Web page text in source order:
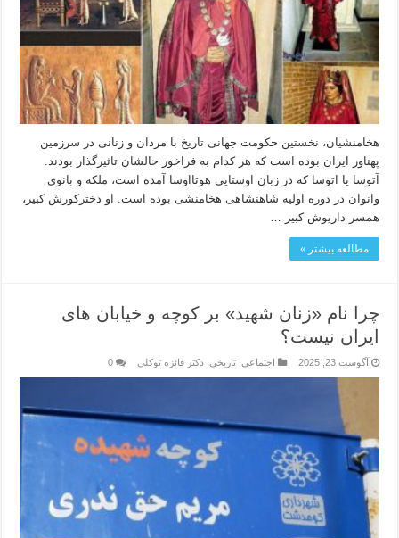
هخامنشیان، نخستین حکومت جهانی تاریخ با مردان و زنانی در سرزمین
پهناور ایران بوده است که هر کدام به فراخور حالشان تاثیرگذار بودند.
آتوسا یا اتوسا که در زبان اوستایی هوتااوسا آمده است، ملکه و بانوی
وانوان در دوره اولیه شاهنشاهی هخامنشی بوده است. او دخترکورش کبیر،
همسر داریوش کبیر …
مطالعه بیشتر »
چرا نام «زنان شهید» بر کوچه و خیابان های
ایران نیست؟
آگوست 23, 2025 اجتماعی ,تاریخی دکتر فائزه توکلی 0